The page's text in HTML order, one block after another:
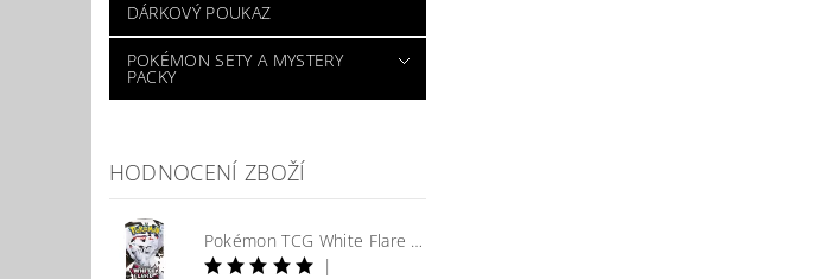
DÁRKOVÝ POUKAZ
POKÉMON SETY A MYSTERY
PACKY
HODNOCENÍ ZBOŽÍ
Pokémon TCG White Flare Booster
|